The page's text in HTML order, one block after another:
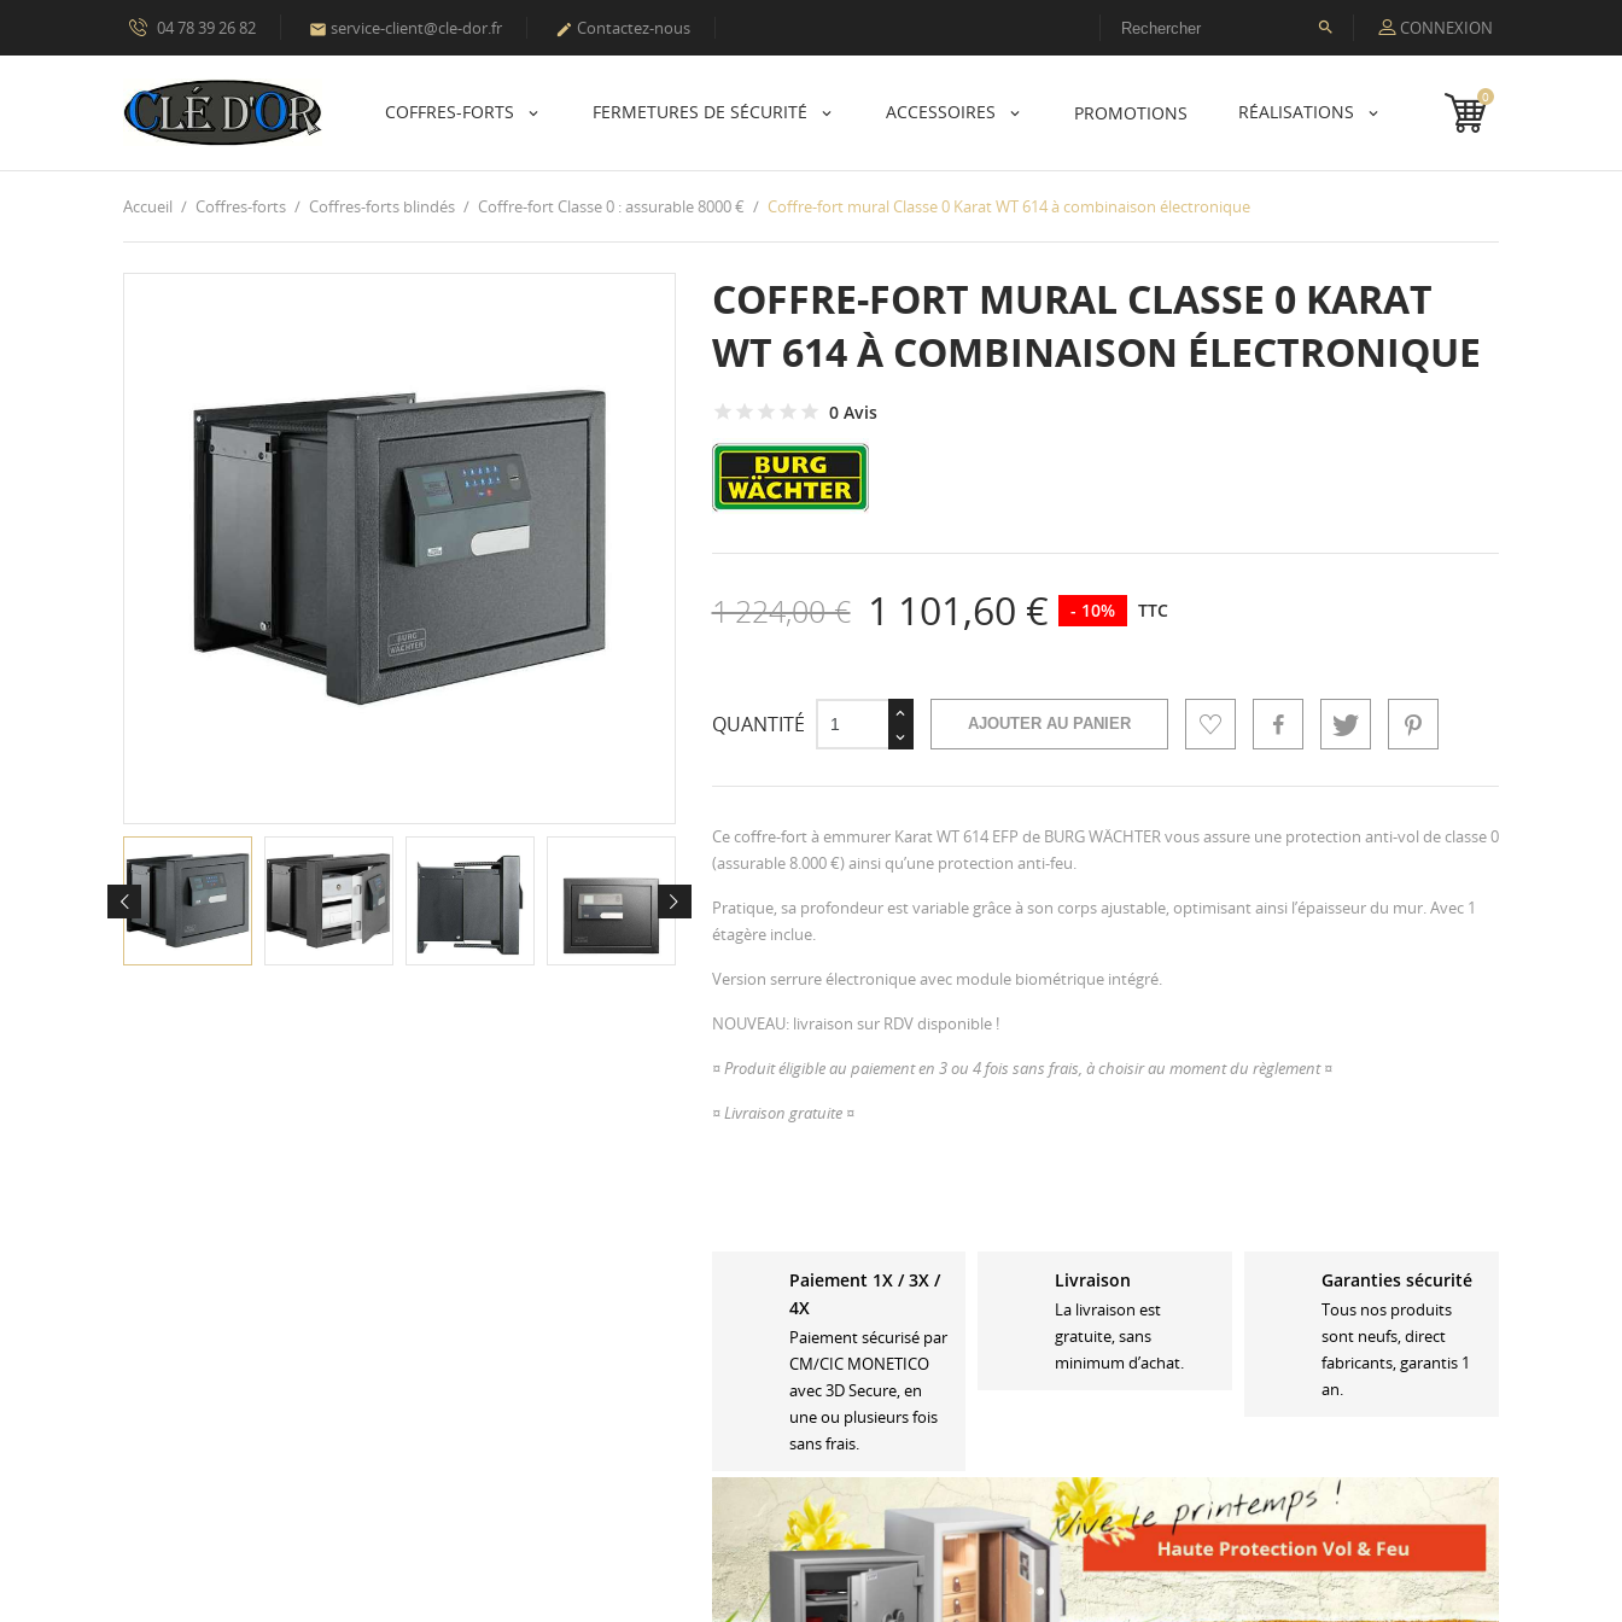
04 78 39 26 82  service-client@cle-dor.fr  Contactez-nous  CONNEXION
COFFRES-FORTS FERMETURES DE SÉCURITÉ ACCESSOIRES PROMOTIONS RÉALISATIONS
0
Accueil Coffres-forts Coffres-forts blindés Coffre-fort Classe 0 : assurable 8000 € Coffre-fort mural Classe 0 Karat WT 614 à combinaison électronique
COFFRE-FORT MURAL CLASSE 0 KARAT
WT 614 À COMBINAISON ÉLECTRONIQUE
0 Avis
1 224,00 € 1 101,60 € - 10% TTC
QUANTITÉ AJOUTER AU PANIER
Ce coffre-fort à emmurer Karat WT 614 EFP de BURG WÄCHTER vous assure une protection anti-vol de classe 0
(assurable 8.000 €) ainsi qu’une protection anti-feu.
Pratique, sa profondeur est variable grâce à son corps ajustable, optimisant ainsi l’épaisseur du mur. Avec 1
étagère inclue.
Version serrure électronique avec module biométrique intégré.
NOUVEAU: livraison sur RDV disponible !
¤ Produit éligible au paiement en 3 ou 4 fois sans frais, à choisir au moment du règlement ¤
¤ Livraison gratuite ¤
Paiement 1X / 3X /
4X
Paiement sécurisé par
CM/CIC MONETICO
avec 3D Secure, en
une ou plusieurs fois
sans frais.
Livraison
La livraison est
gratuite, sans
minimum d’achat.
Garanties sécurité
Tous nos produits
sont neufs, direct
fabricants, garantis 1
an.